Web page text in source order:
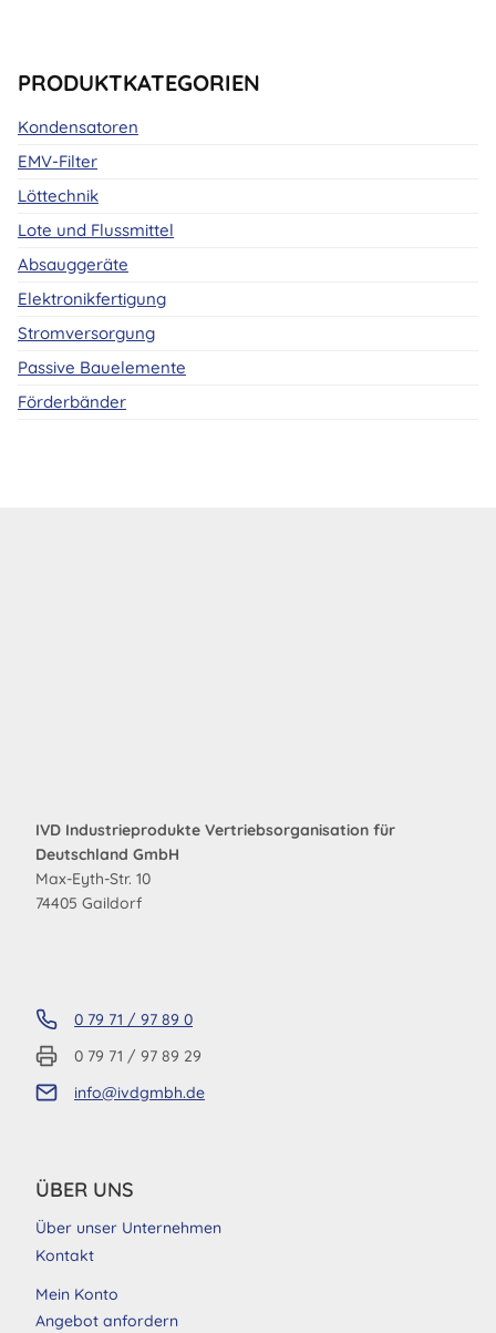
PRODUKTKATEGORIEN
Kondensatoren
EMV-Filter
Löttechnik
Lote und Flussmittel
Absauggeräte
Elektronikfertigung
Stromversorgung
Passive Bauelemente
Förderbänder
IVD Industrieprodukte Vertriebsorganisation für
Deutschland GmbH
Max-Eyth-Str. 10
74405 Gaildorf
0 79 71 / 97 89 0
0 79 71 / 97 89 29
info@ivdgmbh.de
ÜBER UNS
Über unser Unternehmen
Kontakt
Mein Konto
Angebot anfordern